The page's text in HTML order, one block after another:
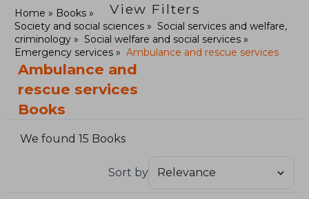
View Filters
Home
Books
Society and social sciences
Social services and welfare,
criminology
Social welfare and social services
Emergency services
Ambulance and rescue services
Ambulance and
rescue services
Books
We found 15 Books
Sort by